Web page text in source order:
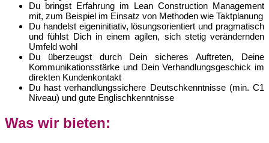
Du bringst Erfahrung im Lean Construction Management
mit, zum Beispiel im Einsatz von Methoden wie Taktplanung
Du handelst eigeninitiativ, lösungsorientiert und pragmatisch
und fühlst Dich in einem agilen, sich stetig verändernden
Umfeld wohl
Du überzeugst durch Dein sicheres Auftreten, Deine
Kommunikationsstärke und Dein Verhandlungsgeschick im
direkten Kundenkontakt
Du hast verhandlungssichere Deutschkenntnisse (min. C1
Niveau) und gute Englischkenntnisse
Was wir bieten: